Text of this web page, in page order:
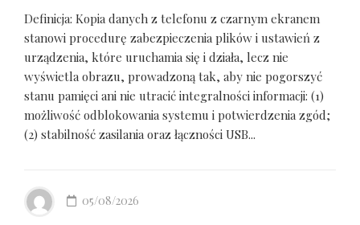
Definicja: Kopia danych z telefonu z czarnym ekranem
stanowi procedurę zabezpieczenia plików i ustawień z
urządzenia, które uruchamia się i działa, lecz nie
wyświetla obrazu, prowadzoną tak, aby nie pogorszyć
stanu pamięci ani nie utracić integralności informacji: (1)
możliwość odblokowania systemu i potwierdzenia zgód;
(2) stabilność zasilania oraz łączności USB...
05/08/2026